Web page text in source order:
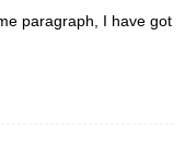
paragraph, I have got